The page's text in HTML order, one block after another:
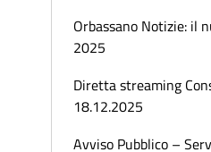
Orbassano Notizie: il
2025
Diretta streaming
18.12.2025
Avviso Pubblico –